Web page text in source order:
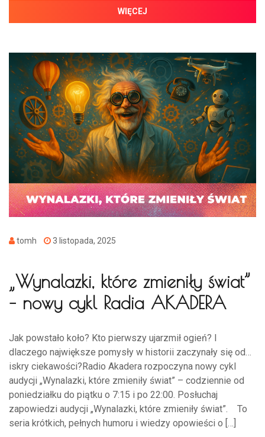
WIĘCEJ
tomh 3 listopada, 2025
„Wynalazki, które zmieniły świat”
– nowy cykl Radia AKADERA
Jak powstało koło? Kto pierwszy ujarzmił ogień? I
dlaczego największe pomysły w historii zaczynały się od…
iskry ciekawości?Radio Akadera rozpoczyna nowy cykl
audycji „Wynalazki, które zmieniły świat” – codziennie od
poniedziałku do piątku o 7:15 i po 22:00. Posłuchaj
zapowiedzi audycji „Wynalazki, które zmieniły świat”. To
seria krótkich, pełnych humoru i wiedzy opowieści o […]